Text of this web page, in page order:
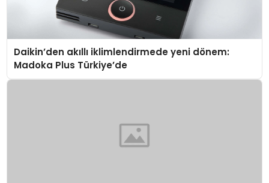
Daikin’den akıllı iklimlendirmede yeni dönem:
Madoka Plus Türkiye’de